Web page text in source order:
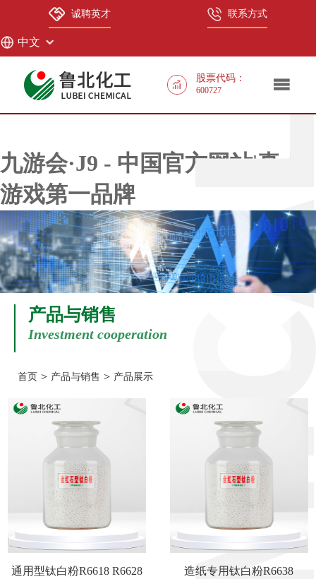
九游会·J9 - 中国官方网站|真人
游戏第一品牌
诚聘英才 联系方式
中文
股票代码：
600727
九游会·J9 - 中国官方网站|真人
游戏第一品牌
产品与销售
Investment cooperation
首页 > 产品与销售 > 产品展示
通用型钛白粉R6618 R6628 造纸专用钛白粉R6638